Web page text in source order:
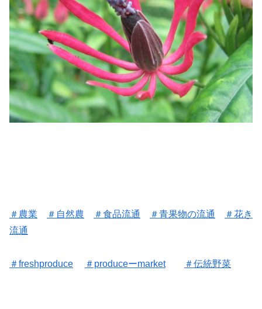
＃農業 ＃自然農 ＃食品流通 ＃青果物の流通
＃花き
流通
＃freshproduce ＃produceーmarket ＃伝統野菜